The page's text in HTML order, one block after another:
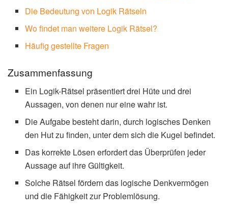
Die Bedeutung von Logik Rätseln
Wo findet man weitere Logik Rätsel?
Häufig gestellte Fragen
Zusammenfassung
Ein Logik-Rätsel präsentiert drei Hüte und drei
Aussagen, von denen nur eine wahr ist.
Die Aufgabe besteht darin, durch logisches Denken
den Hut zu finden, unter dem sich die Kugel befindet.
Das korrekte Lösen erfordert das Überprüfen jeder
Aussage auf ihre Gültigkeit.
Solche Rätsel fördern das logische Denkvermögen
und die Fähigkeit zur Problemlösung.